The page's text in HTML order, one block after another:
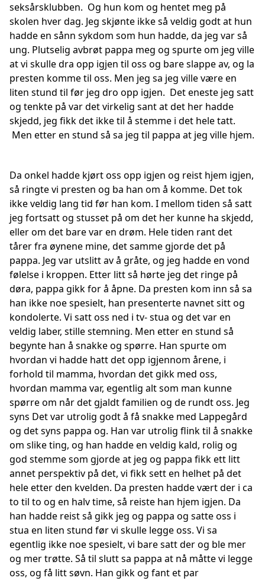
seksårsklubben. Og hun kom og hentet meg på
skolen hver dag. Jeg skjønte ikke så veldig godt at hun
hadde en sånn sykdom som hun hadde, da jeg var så
ung. Plutselig avbrøt pappa meg og spurte om jeg ville
at vi skulle dra opp igjen til oss og bare slappe av, og la
presten komme til oss. Men jeg sa jeg ville være en
liten stund til før jeg dro opp igjen. Det eneste jeg satt
og tenkte på var det virkelig sant at det her hadde
skjedd, jeg fikk det ikke til å stemme i det hele tatt.
Men etter en stund så sa jeg til pappa at jeg ville hjem.
Da onkel hadde kjørt oss opp igjen og reist hjem igjen,
så ringte vi presten og ba han om å komme. Det tok
ikke veldig lang tid før han kom. I mellom tiden så satt
jeg fortsatt og stusset på om det her kunne ha skjedd,
eller om det bare var en drøm. Hele tiden rant det
tårer fra øynene mine, det samme gjorde det på
pappa. Jeg var utslitt av å gråte, og jeg hadde en vond
følelse i kroppen. Etter litt så hørte jeg det ringe på
døra, pappa gikk for å åpne. Da presten kom inn så sa
han ikke noe spesielt, han presenterte navnet sitt og
kondolerte. Vi satt oss ned i tv- stua og det var en
veldig laber, stille stemning. Men etter en stund så
begynte han å snakke og spørre. Han spurte om
hvordan vi hadde hatt det opp igjennom årene, i
forhold til mamma, hvordan det gikk med oss,
hvordan mamma var, egentlig alt som man kunne
spørre om når det gjaldt familien og de rundt oss. Jeg
syns Det var utrolig godt å få snakke med Lappegård
og det syns pappa og. Han var utrolig flink til å snakke
om slike ting, og han hadde en veldig kald, rolig og
god stemme som gjorde at jeg og pappa fikk ett litt
annet perspektiv på det, vi fikk sett en helhet på det
hele etter den kvelden. Da presten hadde vært der i ca
to til to og en halv time, så reiste han hjem igjen. Da
han hadde reist så gikk jeg og pappa og satte oss i
stua en liten stund før vi skulle legge oss. Vi sa
egentlig ikke noe spesielt, vi bare satt der og ble mer
og mer trøtte. Så til slutt sa pappa at nå måtte vi legge
oss, og få litt søvn. Han gikk og fant et par